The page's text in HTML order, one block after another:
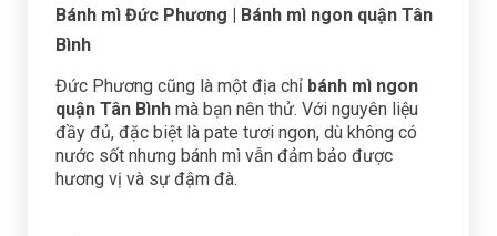
Bánh mì Đức Phương
| Bánh mì ngon quận Tân
Bình
Đức Phương cũng là một địa chỉ bánh mì ngon
quận Tân Bình mà bạn nên thử. Với nguyên liệu
đầy đủ, đặc biệt là pate tươi ngon, dù không có
nước sốt nhưng bánh mì vẫn đảm bảo được
hương vị và sự đậm đà.